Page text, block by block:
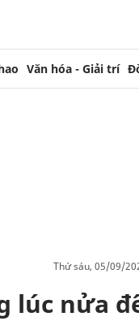
Văn hóa - Giải trí
thứ sáu, 05/09/
lúc nửa